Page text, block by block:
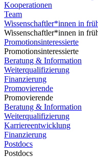
Kooperationen
Team
Wissenschaftler*innen in
Wissenschaftler*innen in
Promotionsinteressierte
Promotionsinteressierte
Beratung & Information
Weiterqualifizierung
Finanzierung
Promovierende
Promovierende
Beratung & Information
Weiterqualifizierung
Karriereentwicklung
Finanzierung
Postdocs
Postdocs